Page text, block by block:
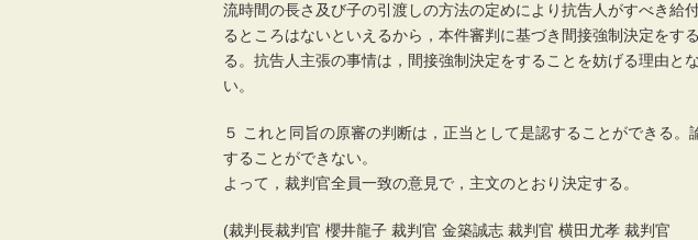
流時間の長さ及び子の引渡しの方法の定めにより抗告人がすべき給
るところはないといえるから，本件審判に基づき間接強制決定をす
る。抗告人主張の事情は，間接強制決定をすることを妨げる理由と
い。
５ これと同旨の原審の判断は，正当として是認することができる。
することができない。
よって，裁判官全員一致の意見で，主文のとおり決定する。
(裁判長裁判官 櫻井龍子 裁判官 金築誠志 裁判官 横田尤孝 裁判官